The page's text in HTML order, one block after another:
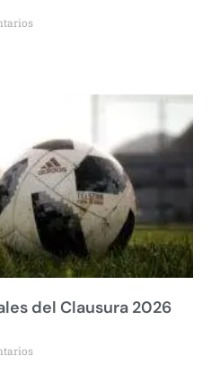
del Clausura 2026